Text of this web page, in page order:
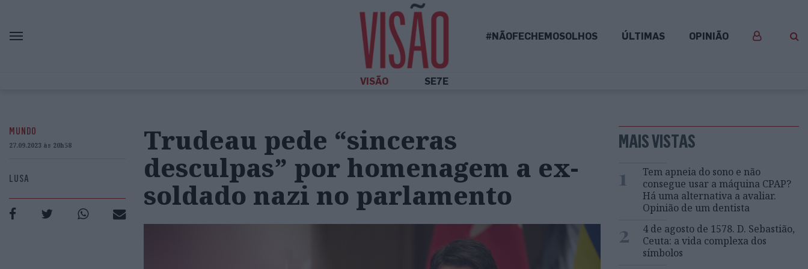
#NÃOFECHEMOSOLHOS ÚLTIMAS OPINIÃO
VISÃO SE7E
MUNDO
27.09.2023 às 20h58
LUSA
Trudeau pede “sinceras
desculpas” por homenagem a ex-
soldado nazi no parlamento
MAIS VISTAS
1
Tem apneia do sono e não
consegue usar a máquina CPAP?
Há uma alternativa a avaliar.
Opinião de um dentista
2
4 de agosto de 1578. D. Sebastião,
Ceuta: a vida complexa dos
símbolos